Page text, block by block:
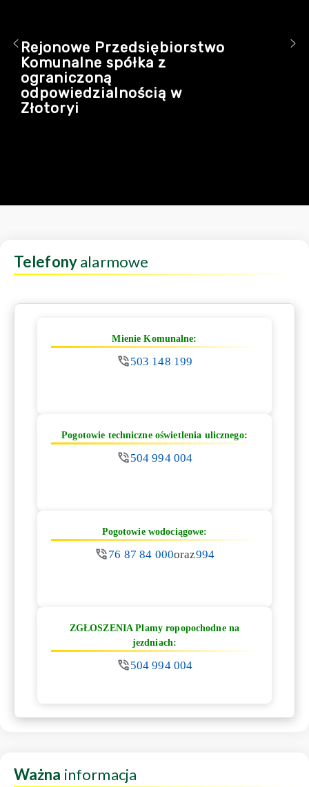
Rejonowe Przedsiębiorstwo
Komunalne spółka z
ograniczoną
odpowiedzialnością w
Złotoryi
Telefonyalarmowe
Mienie Komunalne:
503 148 199
Pogotowie techniczne oświetlenia ulicznego:
504 994 004
Pogotowie wodociągowe:
76 87 84 000oraz994
ZGŁOSZENIA Plamy ropopochodne na
jezdniach:
504 994 004
Ważna informacja